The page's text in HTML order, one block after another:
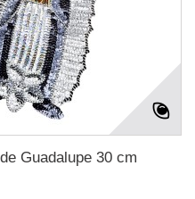
Guadalupe 30 cm